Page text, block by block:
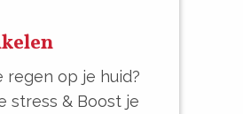
regen op je huid?
stress & Boost je